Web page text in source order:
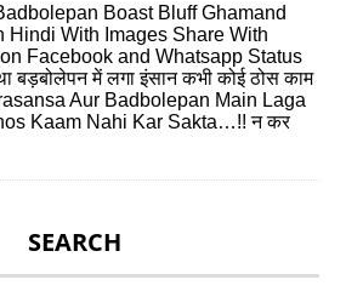
Boast Bluff Ghamand
Hindi With Images Share With
Facebook and Whatsapp Status
बड़बोलेपन में लगा इंसान कभी कोई ठोस काम
Aur Badbolepan Main Laga
Kaam Nahi Kar Sakta…!! न कर
SEARCH